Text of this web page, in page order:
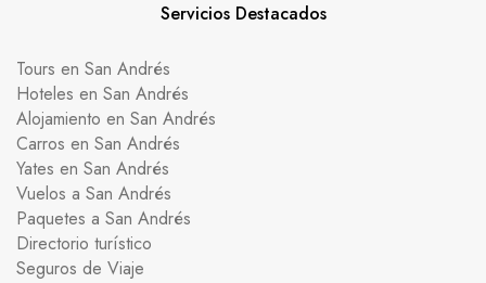
Servicios Destacados
Tours en San Andrés
Hoteles en San Andrés
Alojamiento en San Andrés
Carros en San Andrés
Yates en San Andrés
Vuelos a San Andrés
Paquetes a San Andrés
Directorio turístico
Seguros de Viaje